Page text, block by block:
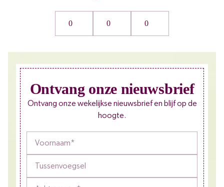
0 0 0
Ontvang onze nieuwsbrief
Ontvang onze wekelijkse nieuwsbrief en blijf op de
hoogte.